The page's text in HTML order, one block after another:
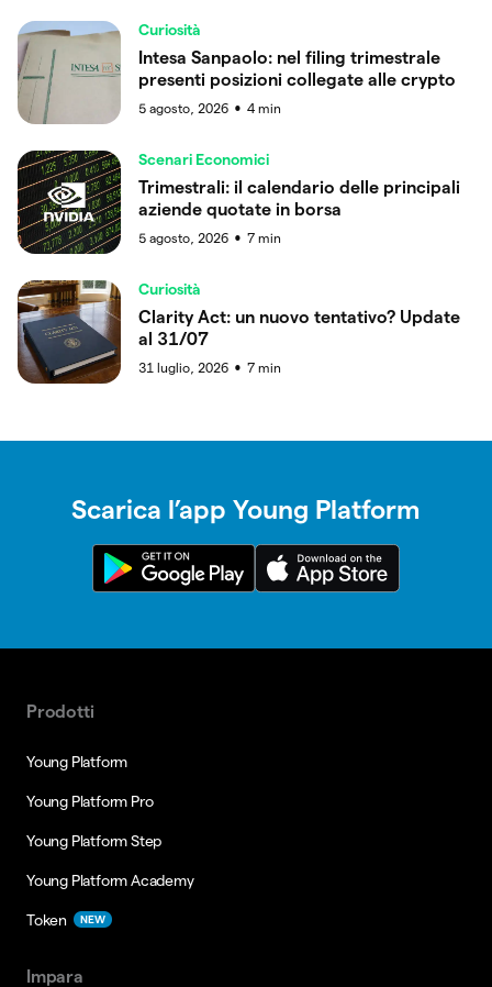
Curiosità
Intesa Sanpaolo: nel filing trimestrale
presenti posizioni collegate alle crypto
5 agosto, 2026 ● 4 min
Scenari Economici
Trimestrali: il calendario delle principali
aziende quotate in borsa
5 agosto, 2026 ● 7 min
Curiosità
Clarity Act: un nuovo tentativo? Update
al 31/07
31 luglio, 2026 ● 7 min
Scarica l’app Young Platform
Prodotti
Young Platform
Young Platform Pro
Young Platform Step
Young Platform Academy
Token NEW
Impara